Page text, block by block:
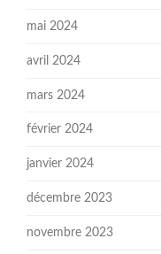
mai 2024
avril 2024
mars 2024
février 2024
janvier 2024
décembre 2023
novembre 2023